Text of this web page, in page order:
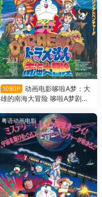
1080P
动画电影哆啦A梦：大
雄的南海大冒险 哆啦A梦剧场
粤语动画电影